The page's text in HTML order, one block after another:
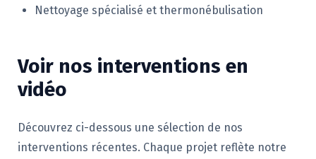
Nettoyage spécialisé et thermonébulisation
Voir nos interventions en
vidéo
Découvrez ci-dessous une sélection de nos
interventions récentes. Chaque projet reflète notre